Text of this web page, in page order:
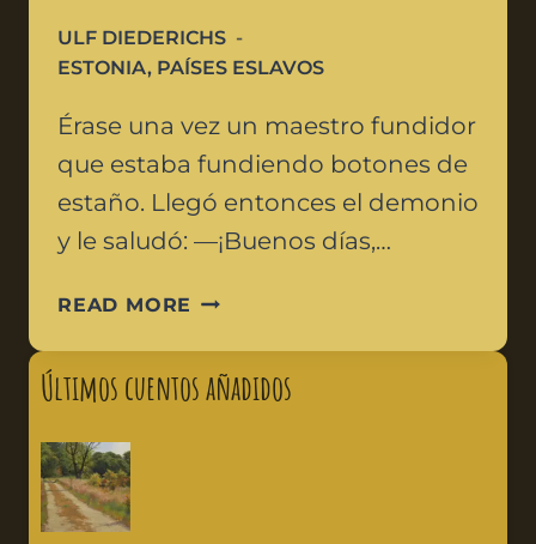
ULF DIEDERICHS
ESTONIA, PAÍSES ESLAVOS
Érase una vez un maestro fundidor
que estaba fundiendo botones de
estaño. Llegó entonces el demonio
y le saludó: —¡Buenos días,…
READ MORE
Últimos cuentos añadidos